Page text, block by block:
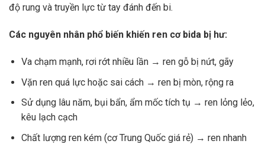
độ rung và truyền lực từ tay đánh đến bi.
Các nguyên nhân phổ biến khiến ren cơ bida bị hư:
Va chạm mạnh, rơi rớt nhiều lần → ren gỗ bị nứt, gãy
Vặn ren quá lực hoặc sai cách → ren bị mòn, rộng ra
Sử dụng lâu năm, bụi bẩn, ẩm mốc tích tụ → ren lỏng lẻo,
kêu lạch cạch
Chất lượng ren kém (cơ Trung Quốc giá rẻ) → ren nhanh